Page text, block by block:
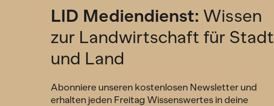
LID Mediendienst: Wissen
zur Landwirtschaft für Stadt
und Land
Abonniere unseren kostenlosen Newsletter und
erhalten jeden Freitag Wissenswertes in deine